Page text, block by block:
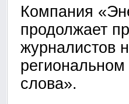
Компания
продолжает
журналистов
слова».